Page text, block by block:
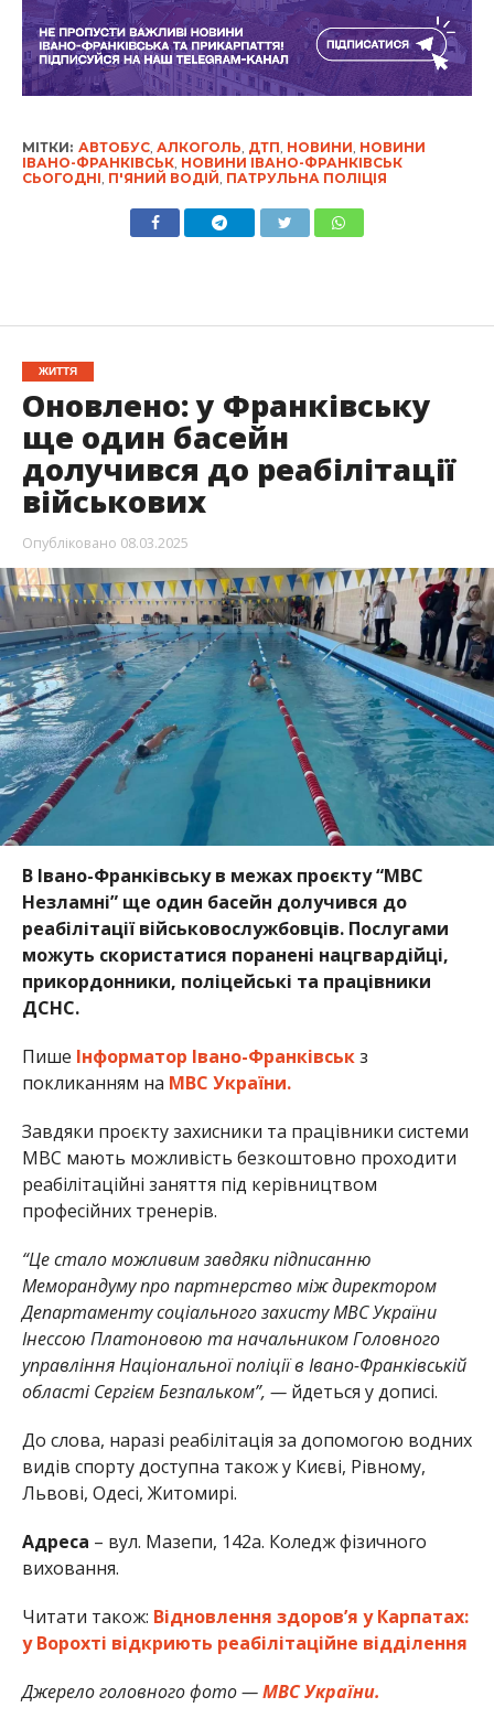
МІТКИ: АВТОБУС, АЛКОГОЛЬ ДТП НОВИНИ НОВИНИ
ІВАНО-ФРАНКІВСЬК, НОВИНИ ІВАНО-ФРАНКІВСЬК
СЬОГОДНІ П'ЯНИЙ ВОДІЙ ПАТРУЛЬНА ПОЛІЦІЯ
ЖИТТЯ
Оновлено: у Франківську
ще один басейн
долучився до реабілітації
військових
Опубліковано 08.03.2025
В Івано-Франківську в межах проєкту “МВС
Незламні” ще один басейн долучився до
реабілітації військовослужбовців. Послугами
можуть скористатися поранені нацгвардійці,
прикордонники, поліцейські та працівники
ДСНС.
Пише Інформатор Івано-Франківськз
покликанням на МВС України.
Завдяки проєкту захисники та працівники системи
МВС мають можливість безкоштовно проходити
реабілітаційні заняття під керівництвом
професійних тренерів.
“Це стало можливим завдяки підписанню
Меморандуму про партнерство між директором
Департаменту соціального захисту МВС України
Інессою Платоновою та начальником Головного
управління Національної поліції в Івано-Франківській
області Сергієм Безпальком”, —йдеться у дописі.
До слова, наразі реабілітація за допомогою водних
видів спорту доступна також у Києві, Рівному,
Львові, Одесі, Житомирі.
Адреса – вул. Мазепи, 142а. Коледж фізичного
виховання.
Читати також: Відновлення здоров’я у Карпатах:
у Ворохті відкриють реабілітаційне відділення
Джерело головного фото —МВС України.